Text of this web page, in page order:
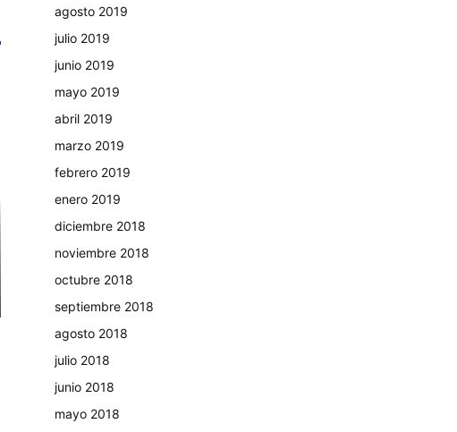
agosto 2019
julio 2019
junio 2019
mayo 2019
abril 2019
marzo 2019
febrero 2019
enero 2019
diciembre 2018
noviembre 2018
octubre 2018
septiembre 2018
agosto 2018
julio 2018
junio 2018
mayo 2018